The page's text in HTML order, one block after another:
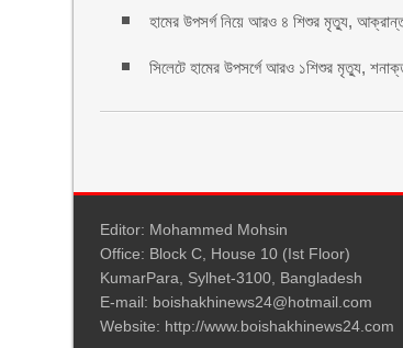
হামের উপসর্গ নিয়ে আরও ৪ শিশুর মৃত্যু,
সিলেটে হামের উপসর্গে আরও ১শিশুর মৃত্যু,
Editor: Mohammed Mohsin
Office: Block C, House 10 (Ist Floor)
KumarPara, Sylhet-3100, Bangladesh
E-mail: boishakhinews24@hotmail.com
Website: http://www.boishakhinews24.com